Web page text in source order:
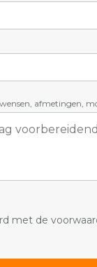
afmetingen,
met de